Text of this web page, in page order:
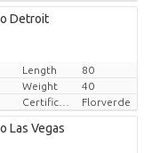
Detroit
Length
80
Weight
40
Florverde
Las Vegas